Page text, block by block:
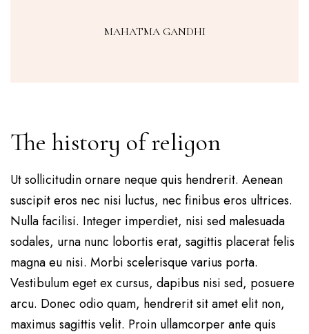
MAHATMA GANDHI
The history of religon
Ut sollicitudin ornare neque quis hendrerit. Aenean
suscipit eros nec nisi luctus, nec finibus eros ultrices.
Nulla facilisi. Integer imperdiet, nisi sed malesuada
sodales, urna nunc lobortis erat, sagittis placerat felis
magna eu nisi. Morbi scelerisque varius porta.
Vestibulum eget ex cursus, dapibus nisi sed, posuere
arcu. Donec odio quam, hendrerit sit amet elit non,
maximus sagittis velit. Proin ullamcorper ante quis